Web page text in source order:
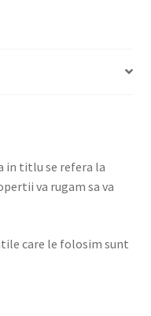
in titlu se refera la
va rugam sa va
care le folosim sunt